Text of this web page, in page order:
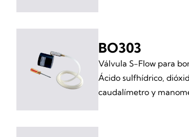
BO303
Válvula S-Flow para
Ácido sulfhídrico,
caudalímetro y